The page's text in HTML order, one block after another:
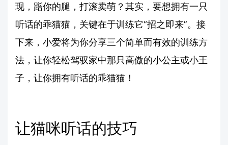
现，蹭你的腿，打滚卖萌？其实，要想拥有一只
听话的乖猫猫，关键在于训练它“招之即来”。接
下来，小爱将为你分享三个简单而有效的训练方
法，让你轻松驾驭家中那只高傲的小公主或小王
子，让你拥有听话的乖猫猫！
让猫咪听话的技巧